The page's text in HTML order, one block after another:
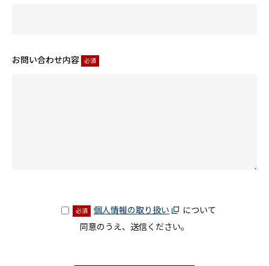
お問い合わせ内容 必須
必須 個人情報の取り扱い
について
同意のうえ、送信ください。